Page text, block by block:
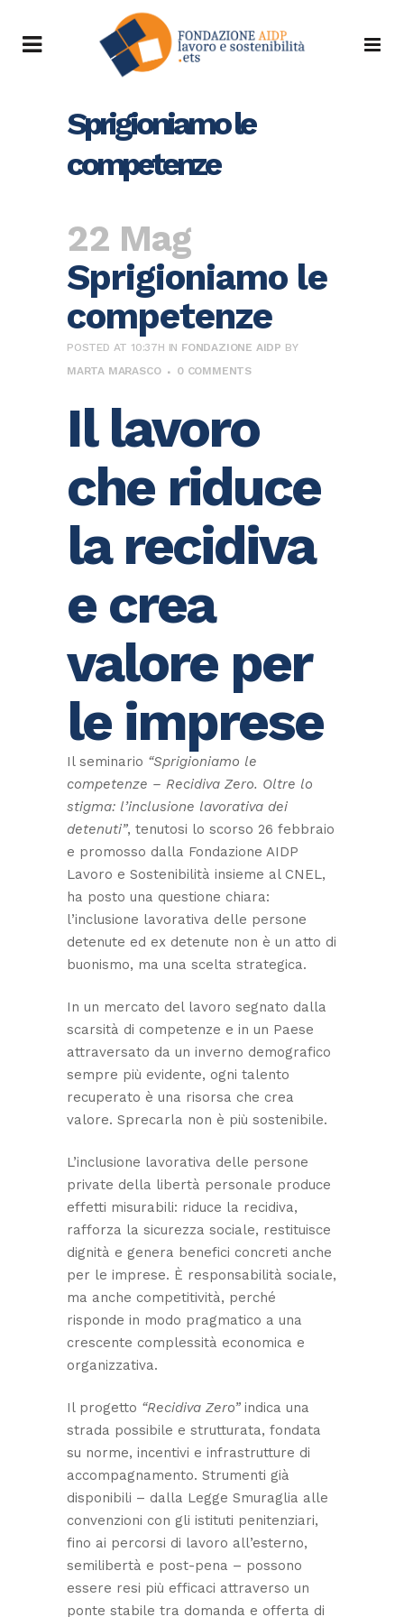
Sprigioniamo le
competenze
22 Mag
Sprigioniamo le
competenze
POSTED AT 10:37H IN FONDAZIONE AIDP BY
MARTA MARASCO
0 COMMENTS
Il lavoro
che riduce
la recidiva
e crea
valore per
le imprese
Il seminario “Sprigioniamo le
competenze – Recidiva Zero. Oltre lo
stigma: l’inclusione lavorativa dei
detenuti”, tenutosi lo scorso 26 febbraio
e promosso dalla Fondazione AIDP
Lavoro e Sostenibilità insieme al CNEL,
ha posto una questione chiara:
l’inclusione lavorativa delle persone
detenute ed ex detenute non è un atto di
buonismo, ma una scelta strategica.
In un mercato del lavoro segnato dalla
scarsità di competenze e in un Paese
attraversato da un inverno demografico
sempre più evidente, ogni talento
recuperato è una risorsa che crea
valore. Sprecarla non è più sostenibile.
L’inclusione lavorativa delle persone
private della libertà personale produce
effetti misurabili: riduce la recidiva,
rafforza la sicurezza sociale, restituisce
dignità e genera benefici concreti anche
per le imprese. È responsabilità sociale,
ma anche competitività, perché
risponde in modo pragmatico a una
crescente complessità economica e
organizzativa.
Il progetto “Recidiva Zero”indica una
strada possibile e strutturata, fondata
su norme, incentivi e infrastrutture di
accompagnamento. Strumenti già
disponibili – dalla Legge Smuraglia alle
convenzioni con gli istituti penitenziari,
fino ai percorsi di lavoro all’esterno,
semilibertà e post-pena – possono
essere resi più efficaci attraverso un
ponte stabile tra domanda e offerta di